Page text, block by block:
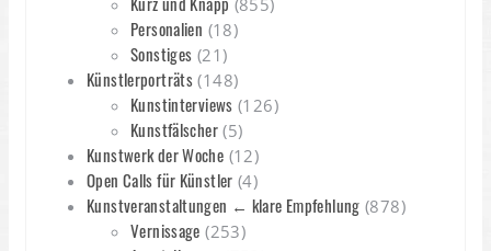
Personalien (18)
Sonstiges (21)
Künstlerporträts (148)
Kunstinterviews (126)
Kunstfälscher(5)
Kunstwerk der Woche (12)
Open Calls für Künstler (4)
Kunstveranstaltungen ← klare Empfehlung (878)
Vernissage (253)